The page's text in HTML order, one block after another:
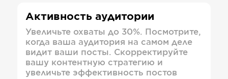
Активность аудитории
Увеличьте охваты до 30%. Посмотрите,
когда ваша аудитория на самом деле
видит ваши посты. Скорректируйте
вашу контентную стратегию и
увеличьте эффективность постов